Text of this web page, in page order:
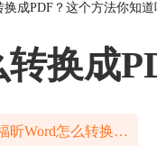
换成PDF？这个方法你知道
换成
快速福昕Word怎么转换成PDF